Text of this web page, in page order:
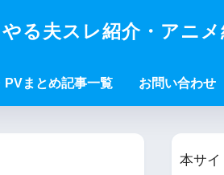
る夫スレ紹介・アニメ
PVまとめ記事一覧 お問い合わせ
本サイ